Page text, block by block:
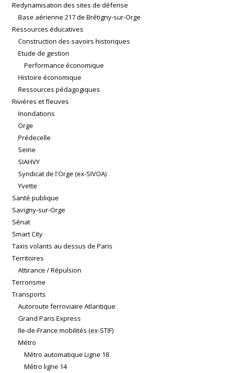
Redynamisation des sites de défense
Base aérienne 217 de Brétigny-sur-Orge
Ressources éducatives
Construction des savoirs historiques
Etude de gestion
Performance économique
Histoire économique
Ressources pédagogiques
Rivières et fleuves
Inondations
Orge
Prédecelle
Seine
SIAHVY
Syndicat de l'Orge (ex-SIVOA)
Yvette
Santé publique
Savigny-sur-Orge
Sénat
Smart City
Taxis volants au dessus de Paris
Territoires
Attirance / Répulsion
Terrorisme
Transports
Autoroute ferroviaire Atlantique
Grand Paris Express
Ile-de-France mobilités (ex-STIF)
Métro
Métro automatique Ligne 18
Métro ligne 14